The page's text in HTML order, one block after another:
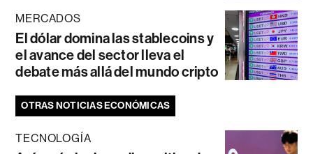
MERCADOS
El dólar domina las stablecoins y
el avance del sector lleva el
debate más allá del mundo cripto
OTRAS NOTICIAS ECONÓMICAS
TECNOLOGÍA